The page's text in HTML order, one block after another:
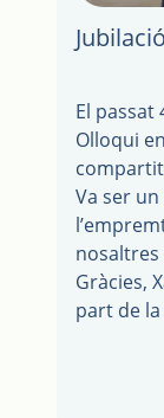
El passat
Olloqui
Va ser
nosaltres
Gràcies,
part de